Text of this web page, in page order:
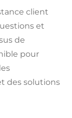
client
et
de
pour
des solutions